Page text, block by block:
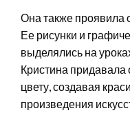
Она также проявила
Ее рисунки и
выделялись на
Кристина придавала
цвету, создавая
произведения